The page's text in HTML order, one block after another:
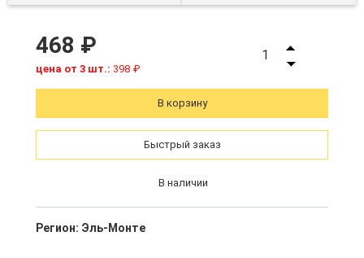
468 ₽
цена от 3 шт.: 398 ₽
1
В корзину
Быстрый заказ
В наличии
Регион: Эль-Монте